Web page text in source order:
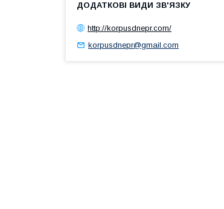
http://korpusdnepr.com/
korpusdnepr@gmail.com